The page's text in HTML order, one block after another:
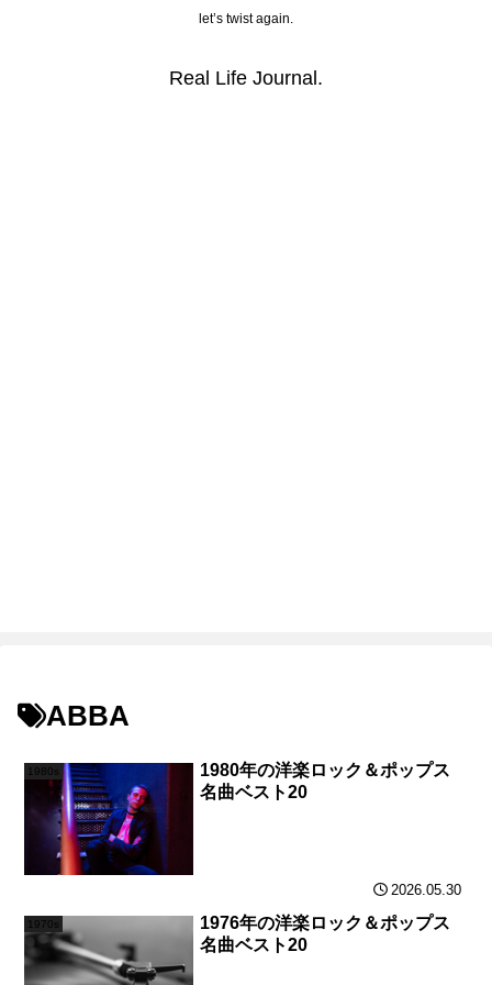
let’s twist again.
Real Life Journal.
ABBA
1980s
1980年の洋楽ロック＆ポップス
名曲ベスト20
2026.05.30
1970s
1976年の洋楽ロック＆ポップス
名曲ベスト20